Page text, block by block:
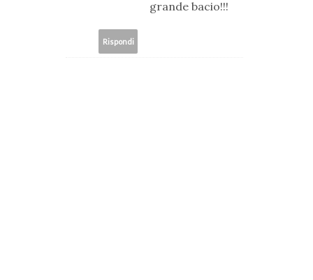
grande bacio!!!
Rispondi